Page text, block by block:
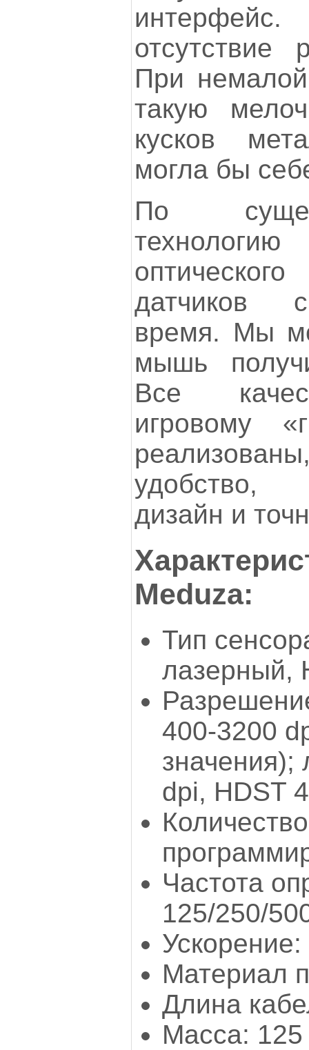
отсутствие
При
такую
кусков
могла бы
По
датчиков
время. Мы
мышь
Все
игровому
удобство,
дизайн и
Meduza:
Тип
лазерный,
400-3200
значения);
dpi, HDST
Частота
125/250/
Материал
Длина
Масса: 125